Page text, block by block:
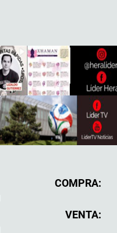
COMPRA:
VENTA: